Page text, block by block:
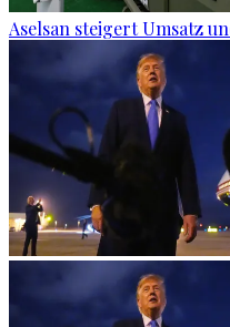
Aselsan steigert Umsatz